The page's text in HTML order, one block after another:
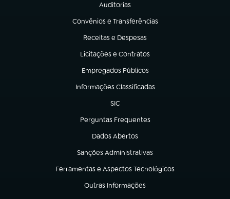
Auditorias
(abre em nova aba)
Convênios e Transferências
(abre em nova aba)
Receitas e Despesas
(abre em nova aba)
Licitações e Contratos
(abre em nova aba)
Empregados Públicos
(abre em nova aba)
Informações Classificadas
(abre em nova aba)
SIC
(abre em nova aba)
Perguntas Frequentes
(abre em nova aba)
Dados Abertos
(abre em nova aba)
Sanções Administrativas
(abre em nova aba)
Ferramentas e Aspectos Tecnológicos
(abre em nova aba)
Outras Informações
(abre em nova aba)